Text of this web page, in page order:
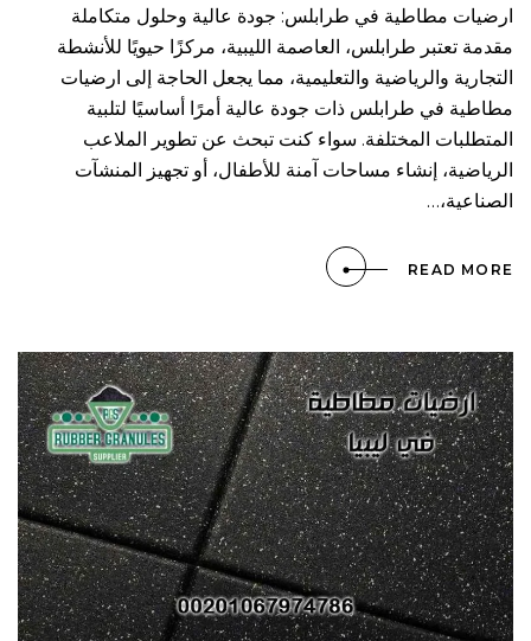
ارضيات مطاطية في طرابلس: جودة عالية وحلول متكاملة
مقدمة تعتبر طرابلس، العاصمة الليبية، مركزًا حيويًا للأنشطة
التجارية والرياضية والتعليمية، مما يجعل الحاجة إلى ارضيات
مطاطية في طرابلس ذات جودة عالية أمرًا أساسيًا لتلبية
المتطلبات المختلفة. سواء كنت تبحث عن تطوير الملاعب
الرياضية، إنشاء مساحات آمنة للأطفال، أو تجهيز المنشآت
الصناعية،…
READ MORE